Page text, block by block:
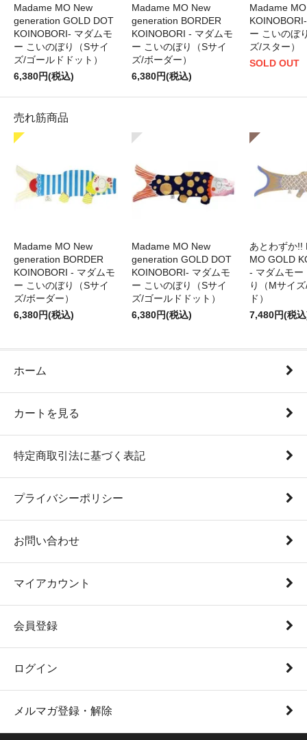
Madame MO New
generation GOLD DOT
KOINOBORI- マダムモ
ー こいのぼり（Sサイ
ズ/ゴールドドット）
6,380円(税込)
Madame MO New
generation BORDER
KOINOBORI - マダムモ
ー こいのぼり（Sサイ
ズ/ボーダー）
6,380円(税込)
Madame
ー こいのぼ
ズ/スター）
SOLD OUT
売れ筋商品
Madame MO New
generation BORDER
KOINOBORI - マダムモ
ー こいのぼり（Sサイ
ズ/ボーダー）
6,380円(税込)
Madame MO New
generation GOLD DOT
KOINOBORI- マダムモ
ー こいのぼり（Sサイ
ズ/ゴールドドット）
6,380円(税込)
あとわずか!!
MO GOLD
- マダムモー
り（Mサイ
ド）
7,480円(税
ホーム
カートを見る
特定商取引法に基づく表記
プライバシーポリシー
お問い合わせ
マイアカウント
会員登録
ログイン
メルマガ登録・解除